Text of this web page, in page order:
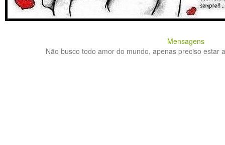
Mensagens
Não busco todo amor do mundo, apenas preciso estar